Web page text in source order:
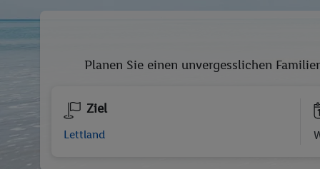
Planen Sie einen unvergesslichen
Ziel